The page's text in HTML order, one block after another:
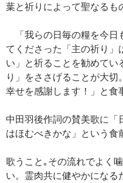
葉と祈りによって聖なるも
「我らの日毎の糧を今日
てくださった「主の祈り」
い」と祈ることを勧めて
り」をささげることが大
幸せを感謝します！」と食
中田羽後作詞の賛美歌に「
はほむべきかな」という食
歌うこと｡その流れでよく
い。霊肉共に健やかになる